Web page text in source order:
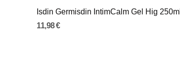
Isdin Germisdin IntimCalm Gel Hig 250ml
11,98 €